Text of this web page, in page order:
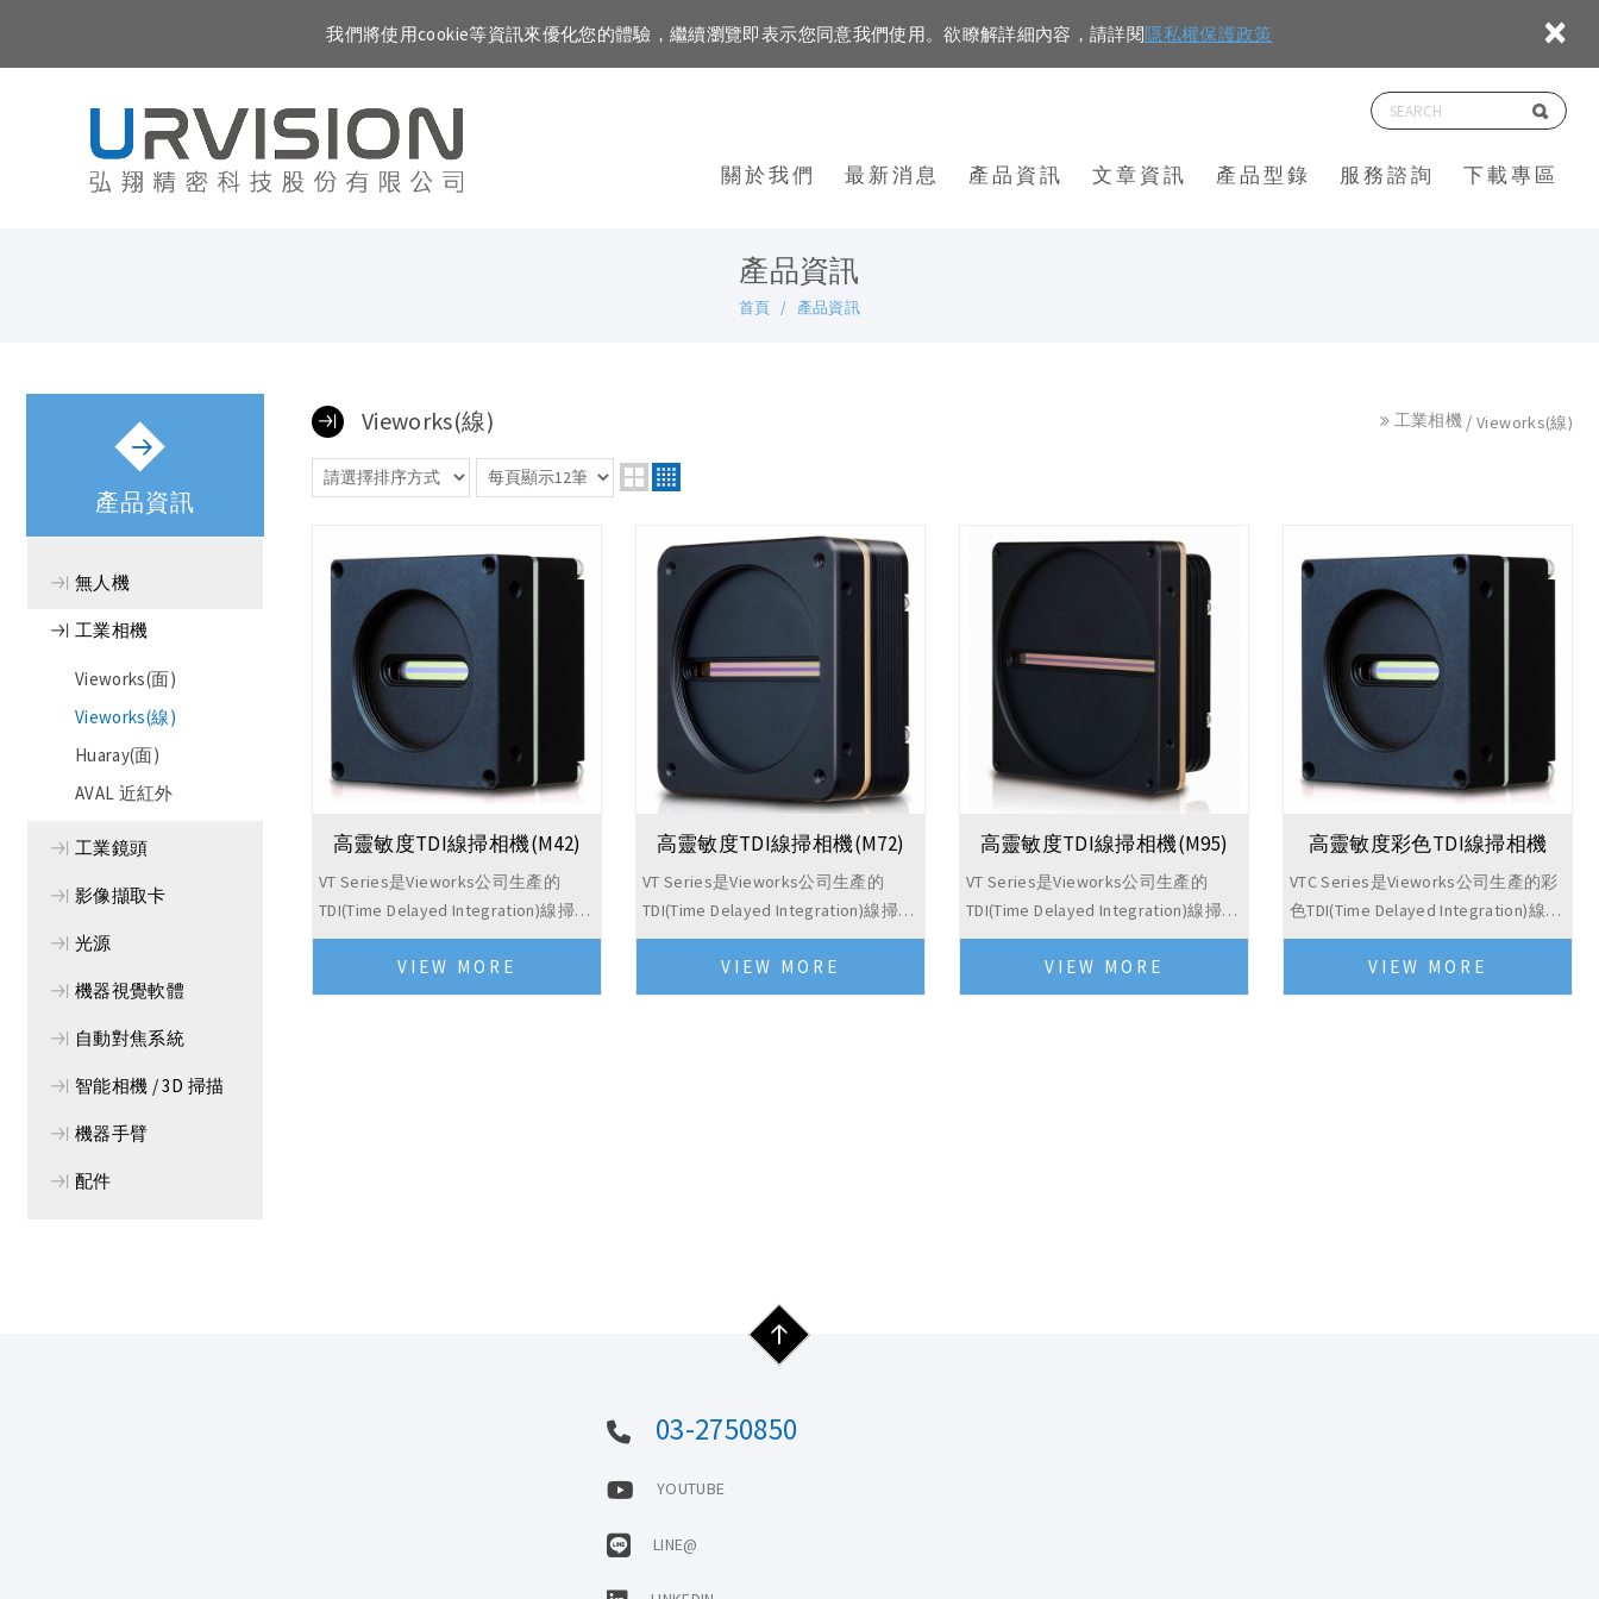
我們將使用cookie等資訊來優化您的體驗，繼續瀏覽即表示您同意我們使用。欲瞭解詳細內容，請詳閱隱私權保護政策 ×
關於我們 最新消息 產品資訊 文章資訊 產品型錄 服務諮詢 下載專區
產品資訊
首頁 產品資訊
產品資訊
無人機
工業相機
Vieworks(面)
Vieworks(線)
Huaray(面)
AVAL 近紅外
工業鏡頭
影像擷取卡
光源
機器視覺軟體
自動對焦系統
智能相機 / 3D 掃描
機器手臂
配件
工業相機 Vieworks(線)
Vieworks(線)
高靈敏度TDI線掃相機(M42)
VT Series是Vieworks公司生產的
TDI(Time Delayed Integration)線掃描
相機，適用於要求高速和高靈敏度的
應用。基於Hybrid圖像感測器的TD...
VIEW MORE
高靈敏度TDI線掃相機(M72)
VT Series是Vieworks公司生產的
TDI(Time Delayed Integration)線掃描
式相機，適用於要求高速和高靈敏度
的應用。基於Hybrid圖像感測器的T...
VIEW MORE
高靈敏度TDI線掃相機(M95)
VT Series是Vieworks公司生產的
TDI(Time Delayed Integration)線掃描
式相機，適用於要求高速和高靈敏度
的應用。基於Hybrid圖像感測器的T...
VIEW MORE
高靈敏度彩色TDI線掃相機
VTC Series是Vieworks公司生產的彩
色TDI(Time Delayed Integration)線掃
描相機，適用於要求真彩色、高速、
高靈敏度的應用。基於Hybrid圖...
VIEW MORE
03-2750850
YOUTUBE
LINE@